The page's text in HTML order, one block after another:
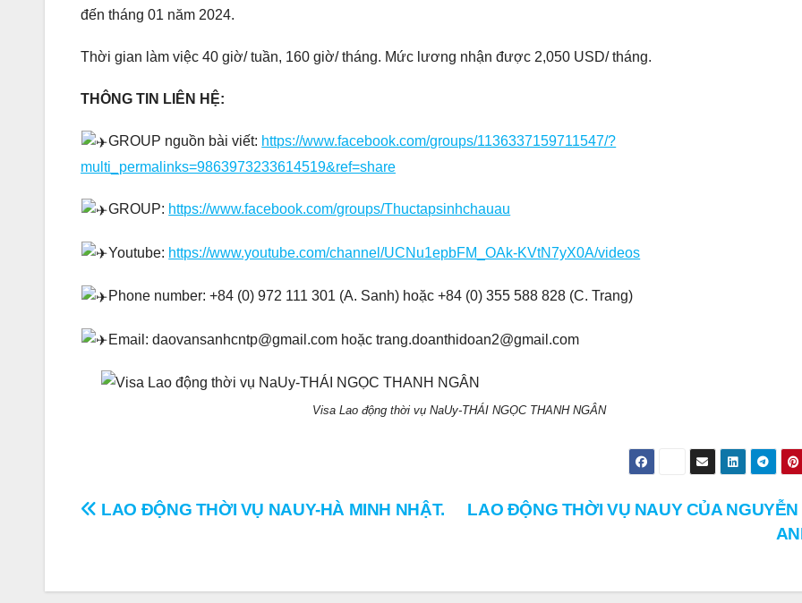
đến tháng 01 năm 2024.
Thời gian làm việc 40 giờ/ tuần, 160 giờ/ tháng. Mức lương nhận được 2,050 USD/ tháng.
THÔNG TIN LIÊN HỆ:
GROUP nguồn bài viết: https://www.facebook.com/groups/1136337159711547/?
multi_permalinks=9863973233614519&ref=share
GROUP: https://www.facebook.com/groups/Thuctapsinhchauau
Youtube: https://www.youtube.com/channel/UCNu1epbFM_OAk-KVtN7yX0A/videos
Phone number: +84 (0) 972 111 301 (A. Sanh) hoặc +84 (0) 355 588 828 (C. Trang)
Email: daovansanhcntp@gmail.com hoặc trang.doanthidoan2@gmail.com
Visa Lao động thời vụ NaUy-THÁI NGỌC THANH NGÂN
Điều
bài
LAO ĐỘNG THỜI VỤ NAUY CỦA
LAO ĐỘNG THỜI VỤ NAUY-HÀ MINH NHẬT.